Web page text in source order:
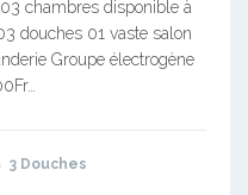
chambres disponible à
douches 01 vaste salon
Groupe électrogène
3 Douches